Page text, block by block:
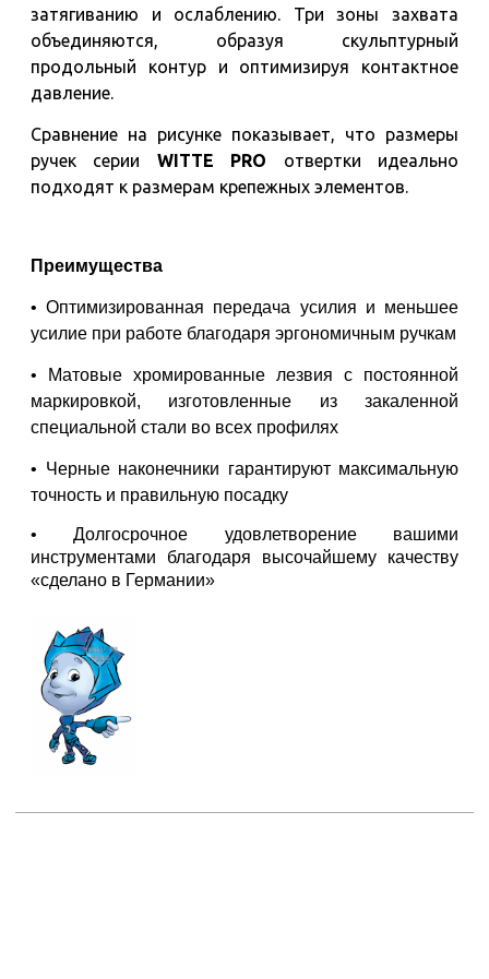
затягиванию и ослаблению. Три зоны захвата
объединяются, образуя скульптурный
продольный контур и оптимизируя контактное
давление.
Сравнение на рисунке показывает, что размеры
ручек серии WITTE PRO отвертки идеально
подходят к размерам крепежных элементов.
Преимущества
• Оптимизированная передача усилия и меньшее
усилие при работе благодаря эргономичным ручкам
• Матовые хромированные лезвия с постоянной
маркировкой, изготовленные из закаленной
специальной стали во всех профилях
• Черные наконечники гарантируют максимальную
точность и правильную посадку
• Долгосрочное удовлетворение вашими
инструментами благодаря высочайшему качеству
«сделано в Германии»